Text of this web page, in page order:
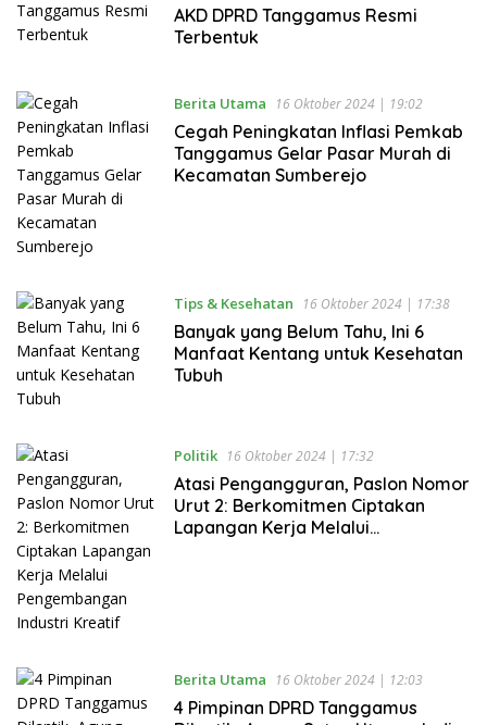
AKD DPRD Tanggamus Resmi
Terbentuk
Berita Utama 16 Oktober 2024 | 19:02
Cegah Peningkatan Inflasi Pemkab
Tanggamus Gelar Pasar Murah di
Kecamatan Sumberejo
Tips & Kesehatan 16 Oktober 2024 | 17:38
Banyak yang Belum Tahu, Ini 6
Manfaat Kentang untuk Kesehatan
Tubuh
Politik 16 Oktober 2024 | 17:32
Atasi Pengangguran, Paslon Nomor
Urut 2: Berkomitmen Ciptakan
Lapangan Kerja Melalui
Berita Utama 16 Oktober 2024 | 12:03
4 Pimpinan DPRD Tanggamus